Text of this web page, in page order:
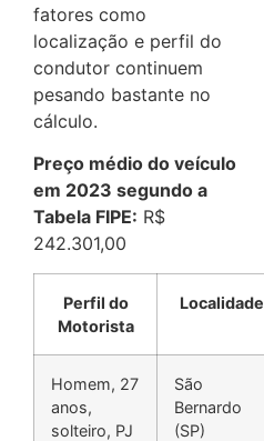
fatores como
localização e perfil do
condutor continuem
pesando bastante no
cálculo.
Preço médio do veículo
em 2023 segundo a
Tabela FIPE: R$
242.301,00
Perfil do
Motorista
Localidade
Homem, 27
anos,
solteiro, PJ
São
Bernardo
(SP)